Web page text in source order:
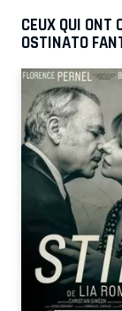
CEUX QUI ONT
OSTINATO